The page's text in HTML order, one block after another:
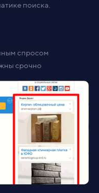
поиска.
спросом
срочно